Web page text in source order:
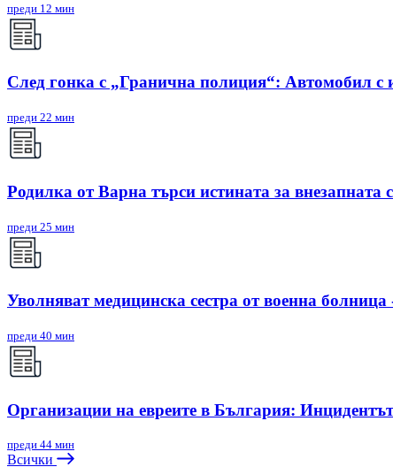
преди 12 мин
След гонка с „Гранична полиция“: Автомобил с
преди 22 мин
Родилка от Варна търси истината за внезапната
преди 25 мин
Уволняват медицинска сестра от военна
преди 40 мин
Организации на евреите в България:
преди 44 мин
Всички